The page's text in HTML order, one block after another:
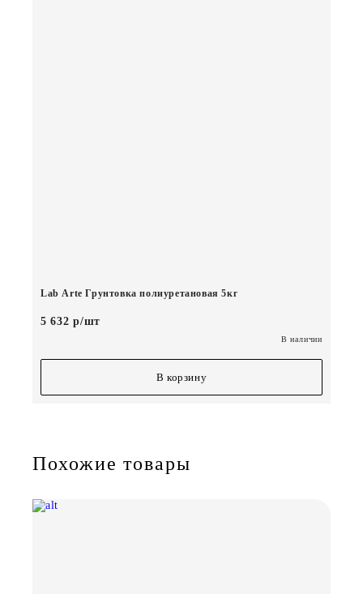
Lab Arte Грунтовка полиуретановая 5кг
5 632 р/шт
В наличии
В корзину
Похожие товары